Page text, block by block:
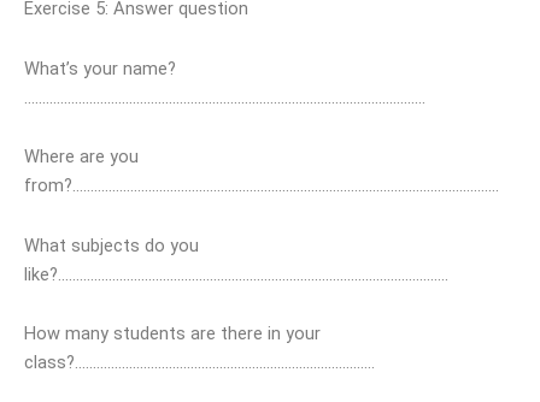
Exercise 5: Answer question
What’s your name?
Where are you
from?…………………………………………………………………………………………….…………
What subjects do you
like?………………………………………………………………………………………………
How many students are there in your
class?…………………………………………………………….………….